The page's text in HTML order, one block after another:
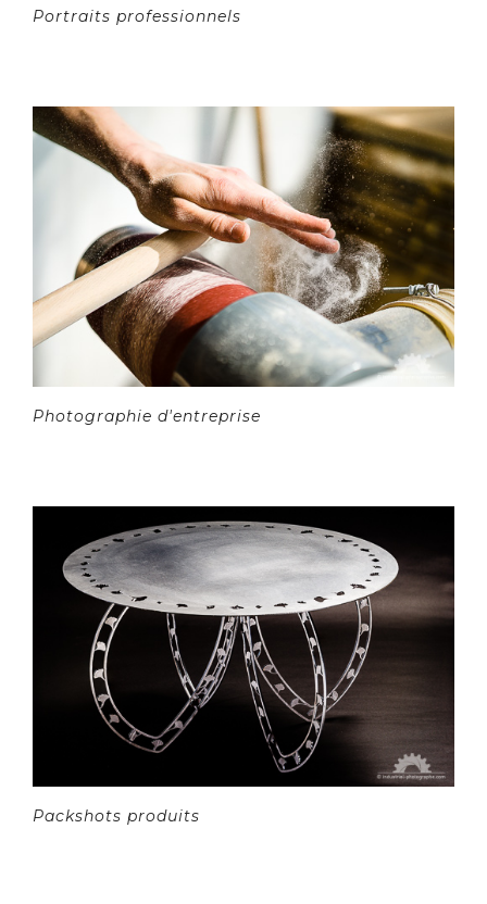
Portraits professionnels
Photographie d'entreprise
Packshots produits